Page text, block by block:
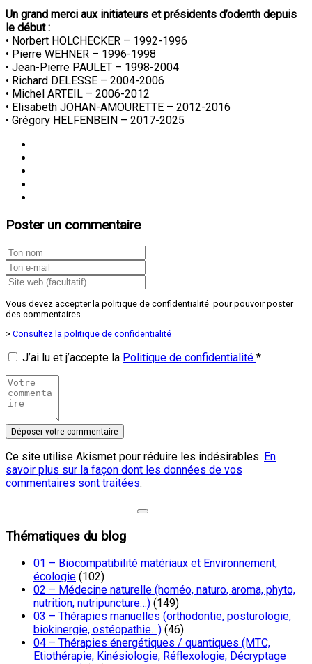
Un grand merci aux initiateurs et présidents d’odenth depuis
le début :
• Norbert HOLCHECKER – 1992-1996
• Pierre WEHNER – 1996-1998
• Jean-Pierre PAULET – 1998-2004
• Richard DELESSE – 2004-2006
• Michel ARTEIL – 2006-2012
• Elisabeth JOHAN-AMOURETTE – 2012-2016
• Grégory HELFENBEIN – 2017-2025
Poster un commentaire
Vous devez accepter la politique de confidentialité pour pouvoir poster
des commentaires
> Consultez la politique de confidentialité
J’ai lu et j’accepte la Politique de confidentialité *
Ce site utilise Akismet pour réduire les indésirables. En
savoir plus sur la façon dont les données de vos
commentaires sont traitées.
Thématiques du blog
01 – Biocompatibilité matériaux et Environnement,
écologie (102)
02 – Médecine naturelle (homéo, naturo, aroma, phyto,
nutrition, nutripuncture…) (149)
03 – Thérapies manuelles (orthodontie, posturologie,
biokinergie, ostéopathie…) (46)
04 – Thérapies énergétiques / quantiques (MTC,
Etiothérapie, Kinésiologie, Réflexologie, Décryptage